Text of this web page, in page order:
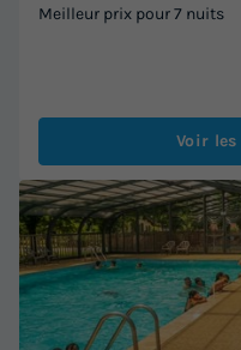
Meilleur prix pour 7 nuits
Voir